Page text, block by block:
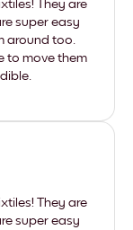
They are
super easy
around too.
to move them
They are
super easy